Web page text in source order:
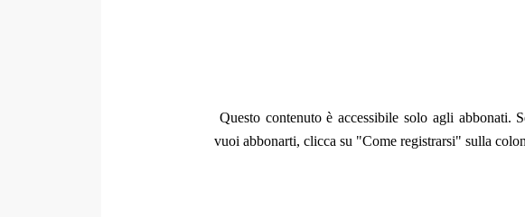
Questo contenuto è accessibile solo agli abbonati.
vuoi abbonarti, clicca su "Come registrarsi" sulla